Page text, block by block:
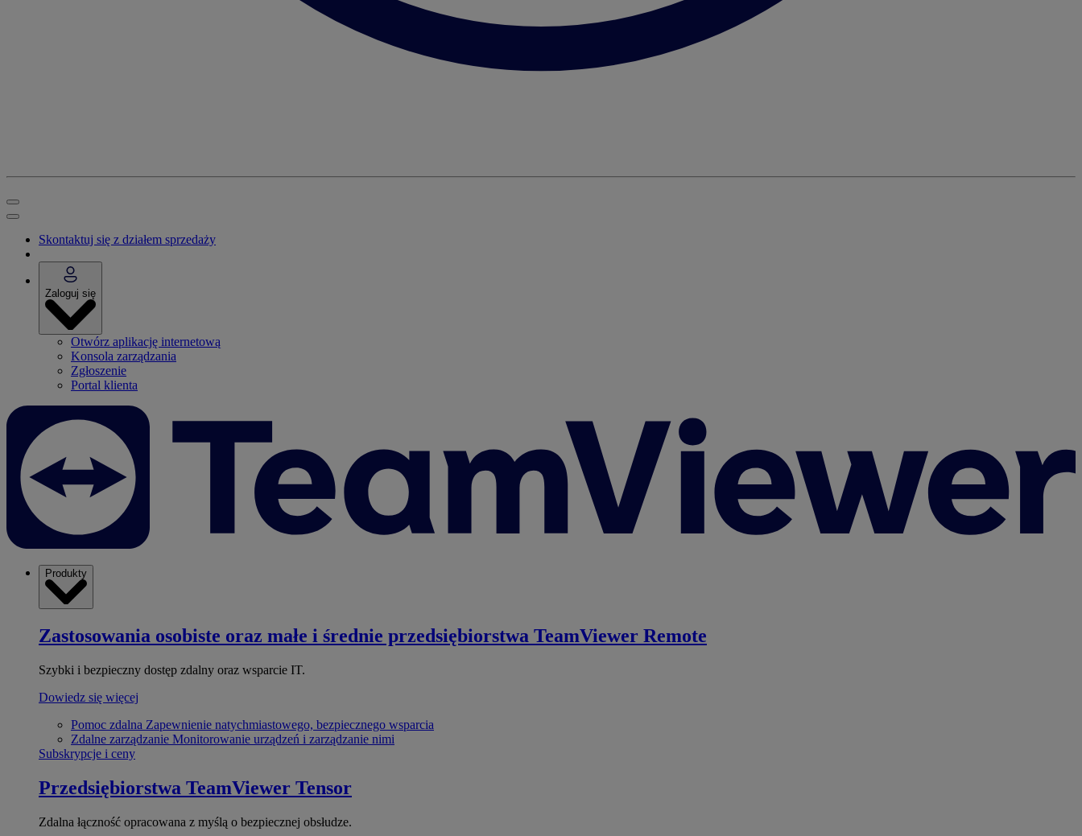
Skontaktuj się z działem sprzedaży
Zaloguj się
Otwórz aplikację internetową
Konsola zarządzania
Zgłoszenie
Portal klienta
Produkty
Zastosowania osobiste oraz małe i średnie przedsiębiorstwa TeamViewer Remote
Szybki i bezpieczny dostęp zdalny oraz wsparcie IT.
Dowiedz się więcej
Pomoc zdalna Zapewnienie natychmiastowego, bezpiecznego wsparcia
Zdalne zarządzanie Monitorowanie urządzeń i zarządzanie nimi
Subskrypcje i ceny
Przedsiębiorstwa TeamViewer Tensor
Zdalna łączność opracowana z myślą o bezpiecznej obsłudze.